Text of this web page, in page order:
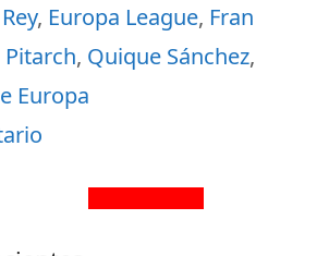
, Europa League, Fran
Pitarch, Quique Sánchez,
Europa